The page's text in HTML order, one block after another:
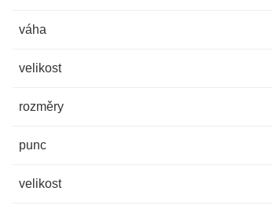
váha
velikost
rozměry
punc
velikost